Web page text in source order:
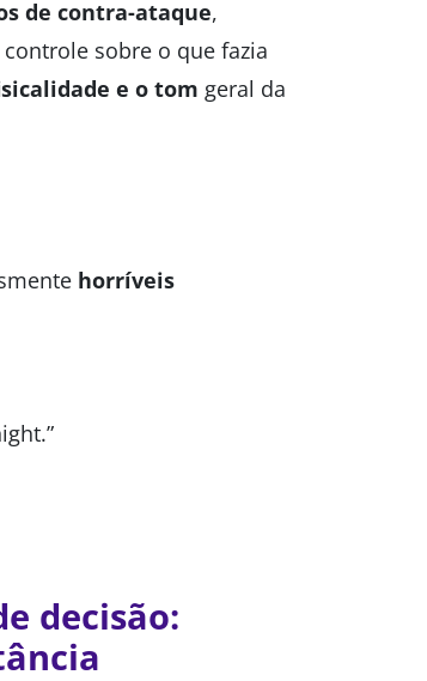
de contra-ataque,
sobre o que fazia
e o tom geral da
horríveis
decisão: